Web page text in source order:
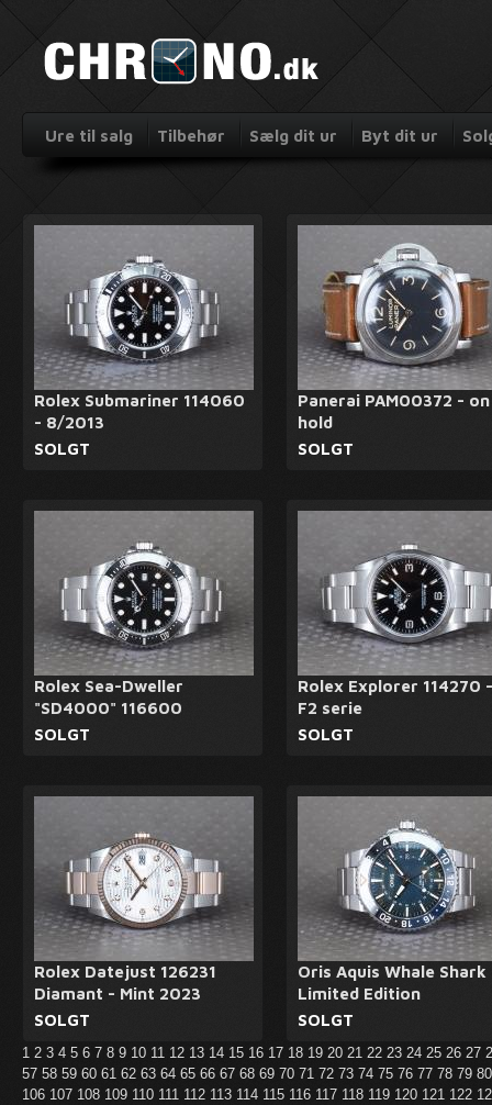
Ure til salg Tilbehør Sælg dit ur Byt dit ur
Rolex Submariner 114060
- 8/2013
SOLGT
Panerai PAM00372 - on
hold
SOLGT
Rolex Sea-Dweller
"SD4000" 116600
SOLGT
Rolex Explorer 114270 -
F2 serie
SOLGT
Rolex Datejust 126231
Diamant - Mint 2023
SOLGT
Oris Aquis Whale Shark
Limited Edition
SOLGT
1 2 3 4 5 6 7 8 9 10 11 12 13 14 15 16 17 18 19 20 21 22 23 24 25 26 27
57 58 59 60 61 62 63 64 65 66 67 68 69 70 71 72 73 74 75 76 77 78 79
106 107 108 109 110 111 112 113 114 115 116 117 118 119 120 121 122